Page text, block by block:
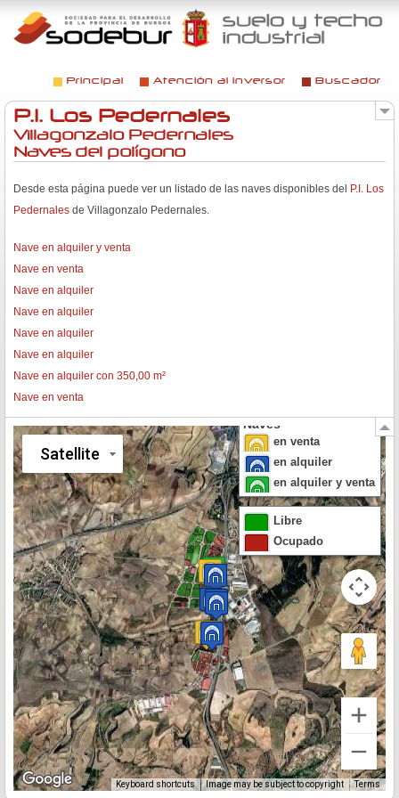
Jump to navigation
Menú principal
Principal Atención al inversor Buscador
P.I. Los Pedernales
Villagonzalo Pedernales
Naves del polígono
Desde esta página puede ver un listado de las naves disponibles del
P.I. Los
Pedernales de Villagonzalo Pedernales.
Nave en alquiler y venta
Nave en venta
Nave en alquiler
Nave en alquiler
Nave en alquiler
Nave en alquiler
Nave en alquiler con 350,00 m²
Nave en venta
Satellite
Naves
en venta
en alquiler
en alquiler y venta
Libre
Ocupado
Keyboard shortcuts Image may be subject to copyright Terms